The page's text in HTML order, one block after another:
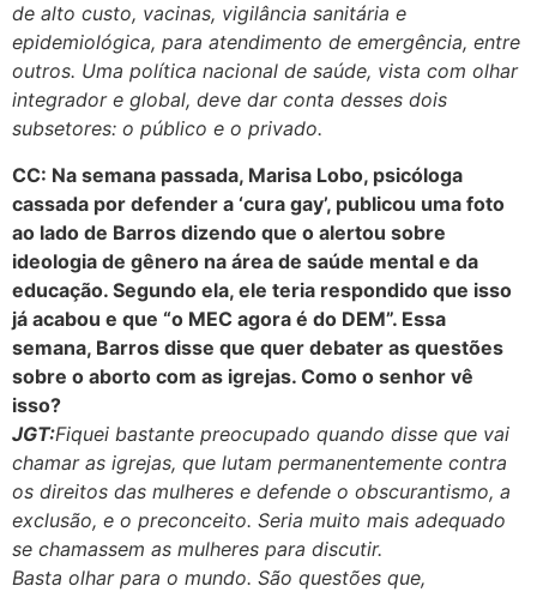
de alto custo, vacinas, vigilância sanitária e
epidemiológica, para atendimento de emergência, entre
outros. Uma política nacional de saúde, vista com olhar
integrador e global, deve dar conta desses dois
subsetores: o público e o privado.
CC: Na semana passada, Marisa Lobo, psicóloga
cassada por defender a ‘cura gay’, publicou uma foto
ao lado de Barros dizendo que o alertou sobre
ideologia de gênero na área de saúde mental e da
educação. Segundo ela, ele teria respondido que isso
já acabou e que “o MEC agora é do DEM”. Essa
semana, Barros disse que quer debater as questões
sobre o aborto com as igrejas. Como o senhor vê
isso?
JGT:Fiquei bastante preocupado quando disse que vai
chamar as igrejas, que lutam permanentemente contra
os direitos das mulheres e defende o obscurantismo, a
exclusão, e o preconceito. Seria muito mais adequado
se chamassem as mulheres para discutir.
Basta olhar para o mundo. São questões que,